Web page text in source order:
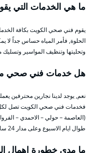
ما هي الخدمات التي
يقوم فني صحي الكويت بكافة
الحلوة, فأمر المياه حساس جداً لا
وتحليتها وتنظيف المواسير
هل خدمات فني صحي
نعم, يوجد لدينا نجارين محترفين
فخدمات فني صحي الكويت تصل
(العاصمة – حولي – الاحمدي –
طوال ايام الاسبوع وعلى مدار 24 ساعة, اتصل بنا الآن على الرقم 55850065.
ما مدى خطورة إهمال